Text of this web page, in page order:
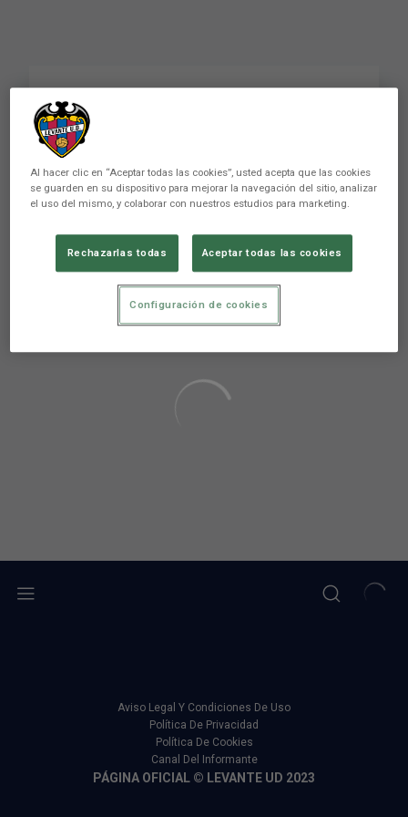
Gracias Carol
Aún no hay reacciones. ¡Sé el primero!
Aviso Legal Y Condiciones De Uso
Política De Privacidad
Política De Cookies
Canal Del Informante
PÁGINA OFICIAL © LEVANTE UD 2023
Al hacer clic en “Aceptar todas las cookies”, usted acepta que las cookies
se guarden en su dispositivo para mejorar la navegación del sitio, analizar
el uso del mismo, y colaborar con nuestros estudios para marketing.
Rechazarlas todas Aceptar todas las cookies
Configuración de cookies